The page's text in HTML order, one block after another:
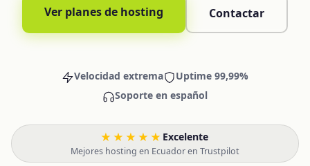
Ver planes de hosting Contactar
Velocidad extrema
Uptime 99,99%
Soporte en español
★★★★★ Excelente·
Mejores hosting en Ecuador en Trustpilot